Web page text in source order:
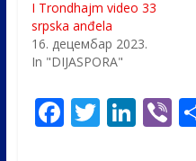
I Trondhajm video 33
srpska anđela
16. децембар 2023.
In "DIJASPORA"
F
ac
T
w
Li
n
Vi
b